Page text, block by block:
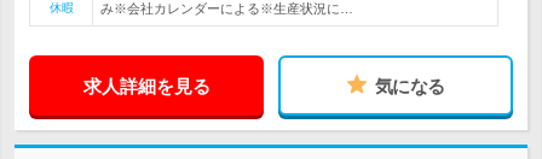
休暇
み※会社カレンダーによる※生産状況に…
求人詳細を見る 気になる